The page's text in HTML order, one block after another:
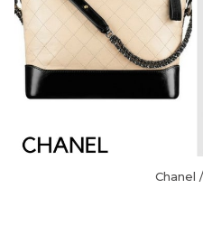
Chanel